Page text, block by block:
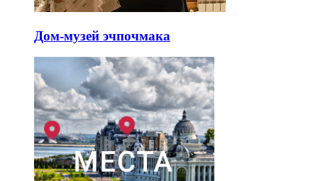
Дом-музей эчпочмака